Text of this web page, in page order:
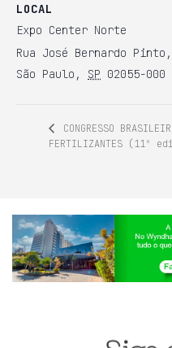
LOCAL
Expo Center Norte
Rua José Bernardo
São Paulo , SP 02055-000
CONGRESSO
FERTILIZANTES (11º